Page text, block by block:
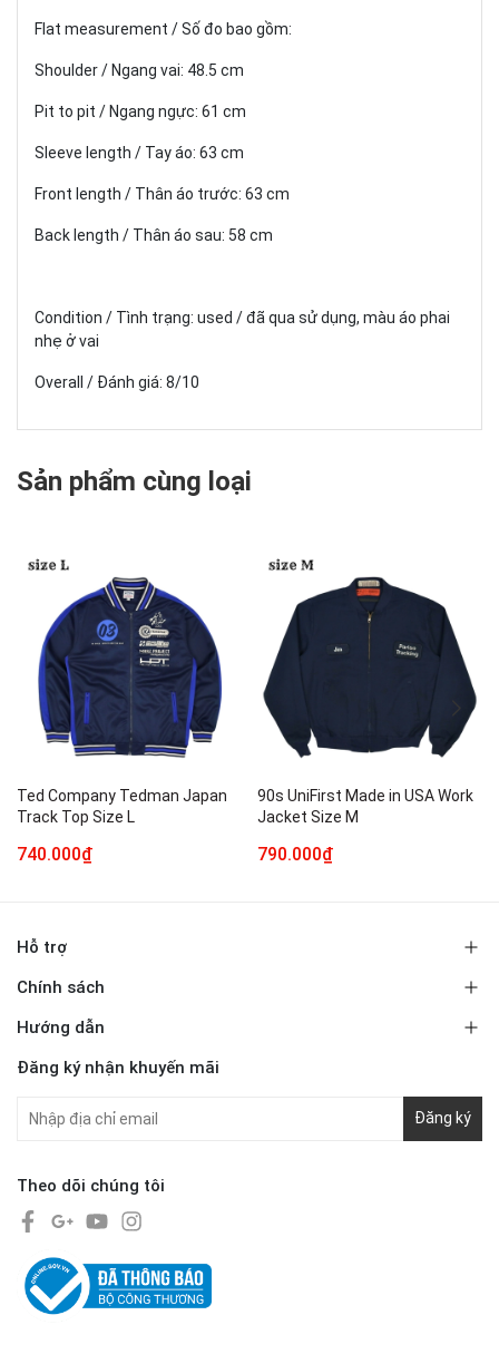
Flat measurement / Số đo bao gồm:
Shoulder / Ngang vai: 48.5 cm
Pit to pit / Ngang ngực: 61 cm
Sleeve length / Tay áo: 63 cm
Front length / Thân áo trước: 63 cm
Back length / Thân áo sau: 58 cm
Condition / Tình trạng: used / đã qua sử dụng, màu áo phai
nhẹ ở vai
Overall / Đánh giá: 8/10
Sản phẩm cùng loại
Ted Company Tedman Japan
Track Top Size L
740.000₫
90s UniFirst Made in USA Work
Jacket Size M
790.000₫
Hỗ trợ
Chính sách
Hướng dẫn
Đăng ký nhận khuyến mãi
Đăng ký
Theo dõi chúng tôi